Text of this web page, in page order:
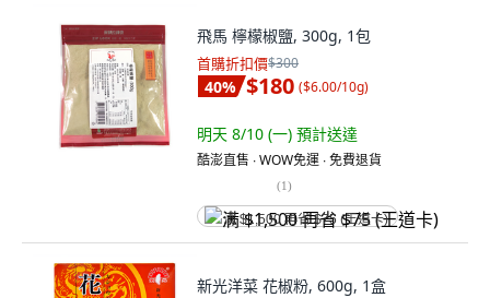
飛馬 檸檬椒鹽, 300g, 1包
首購折扣價$300
40% $180 ($6.00/10g)
明天 8/10 (一) 預計送達
酷澎直售 ∙ WOW免運 ∙ 免費退貨
(1)
满 $1,500 再省 $75 (王道卡)
新光洋菜 花椒粉, 600g, 1盒